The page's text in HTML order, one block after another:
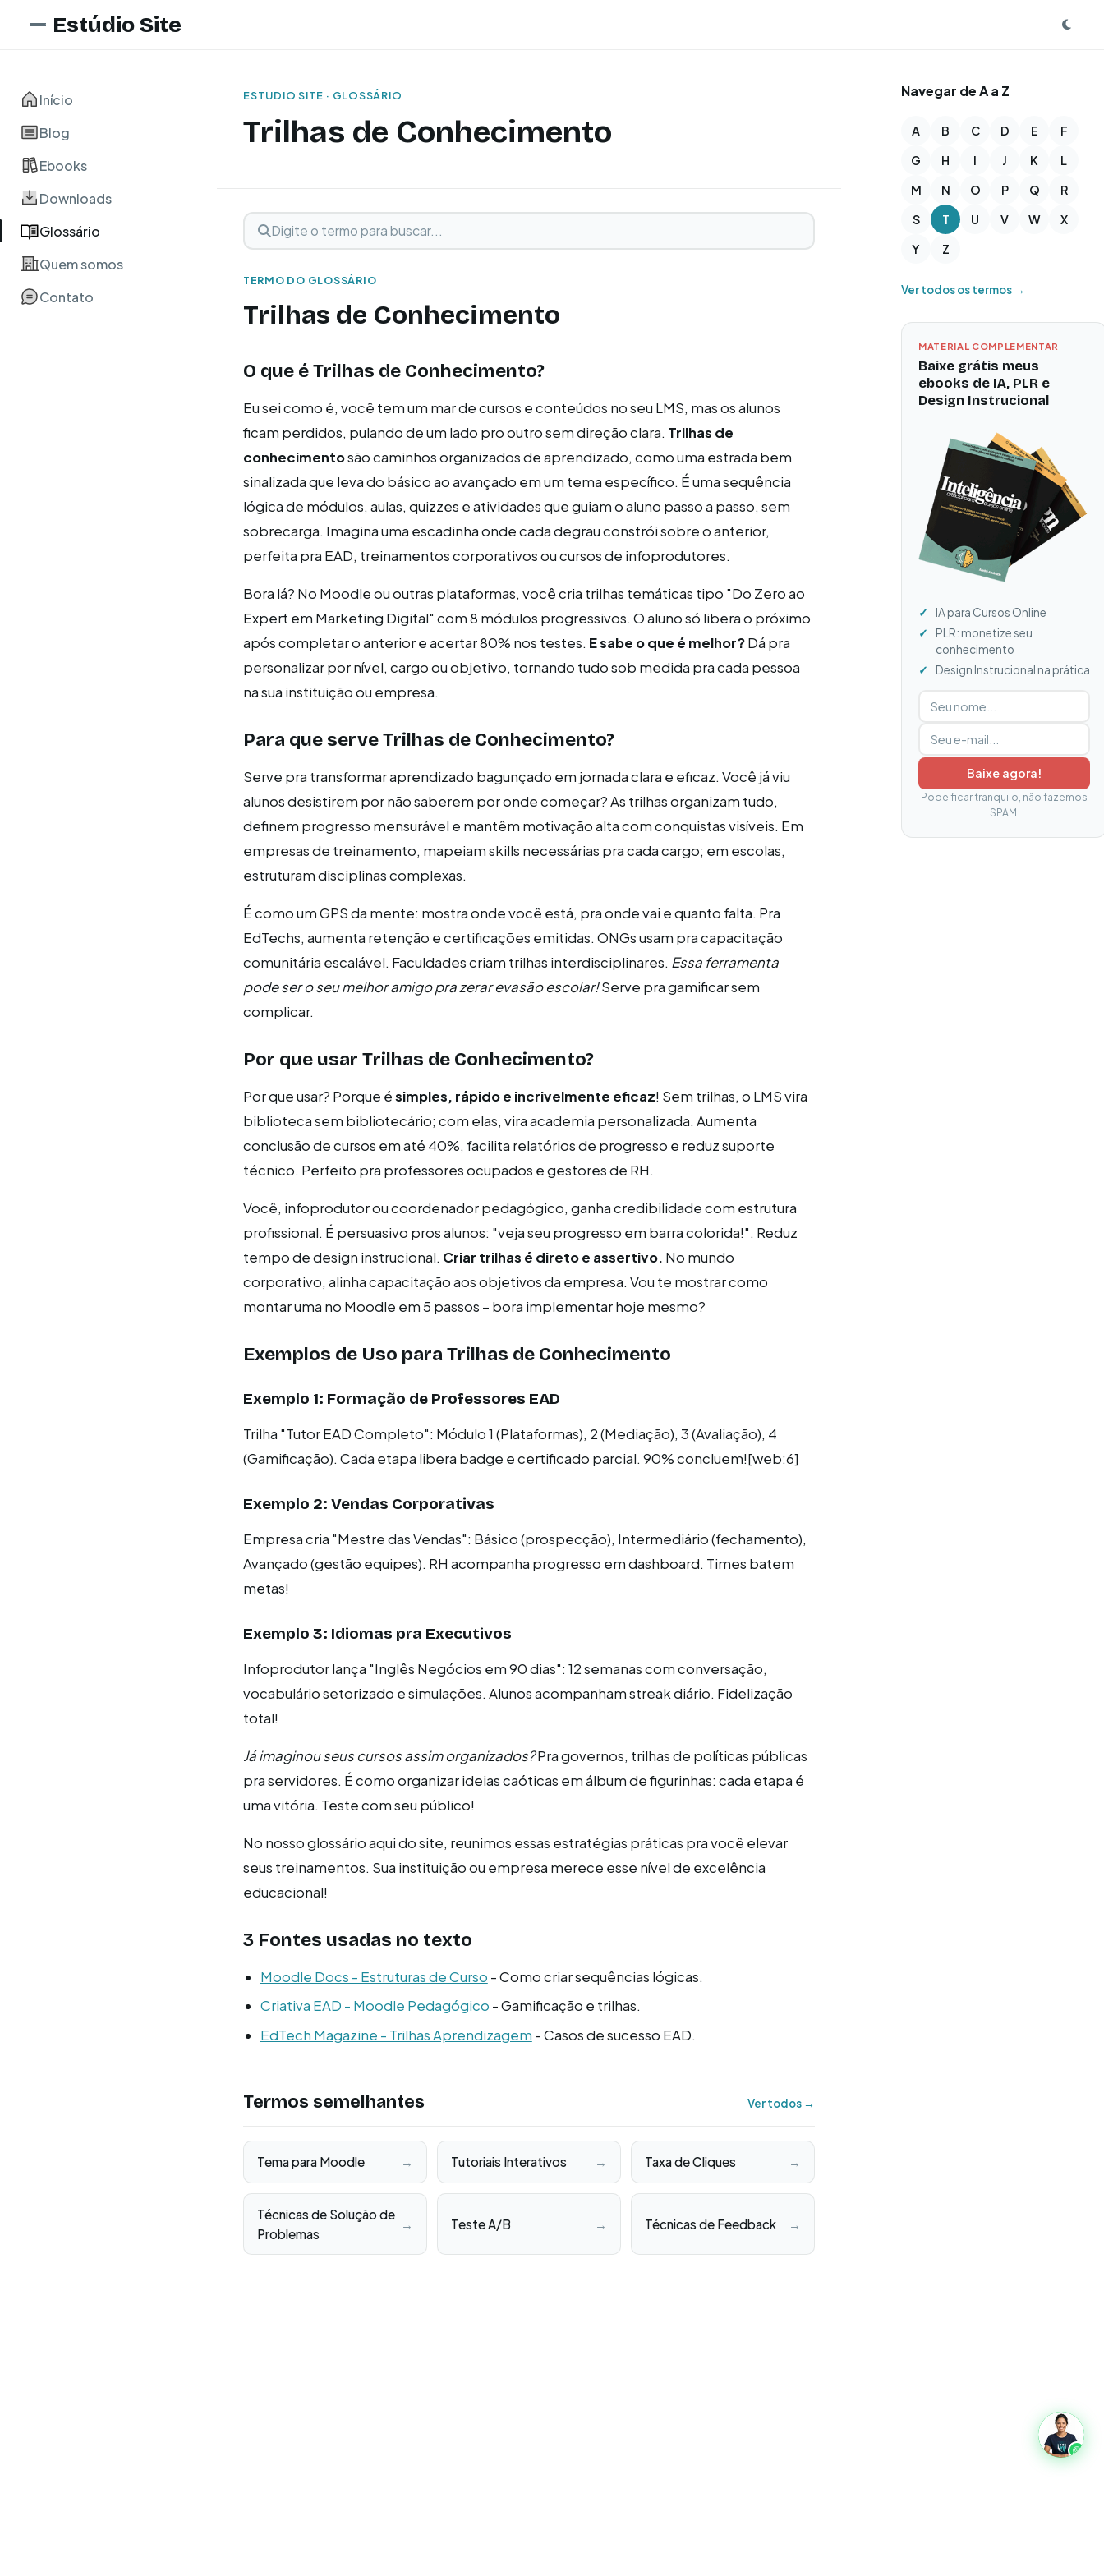
Estúdio Site
Início
Blog
Ebooks
Downloads
Glossário
Quem somos
Contato
ESTUDIO SITE · GLOSSÁRIO
Trilhas de Conhecimento
Buscar termo
Digite o termo para buscar
TERMO DO GLOSSÁRIO
Trilhas de Conhecimento
O que é Trilhas de Conhecimento?
Eu sei como é, você tem um mar de cursos e conteúdos no seu LMS, mas os alunos
ficam perdidos, pulando de um lado pro outro sem direção clara. Trilhas de
conhecimentosão caminhos organizados de aprendizado, como uma estrada bem
sinalizada que leva do básico ao avançado em um tema específico. É uma sequência
lógica de módulos, aulas, quizzes e atividades que guiam o aluno passo a passo, sem
sobrecarga. Imagina uma escadinha onde cada degrau constrói sobre o anterior,
perfeita pra EAD, treinamentos corporativos ou cursos de infoprodutores.
Bora lá? No Moodle ou outras plataformas, você cria trilhas temáticas tipo "Do Zero ao
Expert em Marketing Digital" com 8 módulos progressivos. O aluno só libera o próximo
após completar o anterior e acertar 80% nos testes. E sabe o que é melhor?Dá pra
personalizar por nível, cargo ou objetivo, tornando tudo sob medida pra cada pessoa
na sua instituição ou empresa.
Para que serve Trilhas de Conhecimento?
Serve pra transformar aprendizado bagunçado em jornada clara e eficaz. Você já viu
alunos desistirem por não saberem por onde começar? As trilhas organizam tudo,
definem progresso mensurável e mantêm motivação alta com conquistas visíveis. Em
empresas de treinamento, mapeiam skills necessárias pra cada cargo; em escolas,
estruturam disciplinas complexas.
É como um GPS da mente: mostra onde você está, pra onde vai e quanto falta. Pra
EdTechs, aumenta retenção e certificações emitidas. ONGs usam pra capacitação
comunitária escalável. Faculdades criam trilhas interdisciplinares. Essa ferramenta
pode ser o seu melhor amigo pra zerar evasão escolar!Serve pra gamificar sem
complicar.
Por que usar Trilhas de Conhecimento?
Por que usar? Porque ésimples, rápido e incrivelmente eficaz! Sem trilhas, o LMS vira
biblioteca sem bibliotecário; com elas, vira academia personalizada. Aumenta
conclusão de cursos em até 40%, facilita relatórios de progresso e reduz suporte
técnico. Perfeito pra professores ocupados e gestores de RH.
Você, infoprodutor ou coordenador pedagógico, ganha credibilidade com estrutura
profissional. É persuasivo pros alunos: "veja seu progresso em barra colorida!". Reduz
tempo de design instrucional. Criar trilhas é direto e assertivo. No mundo
corporativo, alinha capacitação aos objetivos da empresa. Vou te mostrar como
montar uma no Moodle em 5 passos – bora implementar hoje mesmo?
Exemplos de Uso para Trilhas de Conhecimento
Exemplo 1: Formação de Professores EAD
Trilha "Tutor EAD Completo": Módulo 1 (Plataformas), 2 (Mediação), 3 (Avaliação), 4
(Gamificação). Cada etapa libera badge e certificado parcial. 90% concluem![web:6]
Exemplo 2: Vendas Corporativas
Empresa cria "Mestre das Vendas": Básico (prospecção), Intermediário (fechamento),
Avançado (gestão equipes). RH acompanha progresso em dashboard. Times batem
metas!
Exemplo 3: Idiomas pra Executivos
Infoprodutor lança "Inglês Negócios em 90 dias": 12 semanas com conversação,
vocabulário setorizado e simulações. Alunos acompanham streak diário. Fidelização
total!
Já imaginou seus cursos assim organizados?Pra governos, trilhas de políticas públicas
pra servidores. É como organizar ideias caóticas em álbum de figurinhas: cada etapa é
uma vitória. Teste com seu público!
No nosso glossário aqui do site, reunimos essas estratégias práticas pra você elevar
seus treinamentos. Sua instituição ou empresa merece esse nível de excelência
educacional!
3 Fontes usadas no texto
Moodle Docs - Estruturas de Curso - Como criar sequências lógicas.
Criativa EAD - Moodle Pedagógico - Gamificação e trilhas.
EdTech Magazine - Trilhas Aprendizagem - Casos de sucesso EAD.
Termos semelhantes Ver todos →
Tema para Moodle → Tutoriais Interativos → Taxa de Cliques →
Técnicas de Solução de
Problemas
→ Teste A/B → Técnicas de Feedback →
Navegar de A a Z
A B C D E
F
G
H I J K
L
M
N O P Q
R
S
T U V W
X
Y
Z
Ver todos os termos →
MATERIAL COMPLEMENTAR
Baixe grátis meus
ebooks de IA, PLR e
Design Instrucional
IA para Cursos Online
PLR: monetize seu
conhecimento
Design Instrucional na prática
Digite seu nome
Digite seu e-mail
Baixe agora!
Pode ficar tranquilo, não fazemos
SPAM.